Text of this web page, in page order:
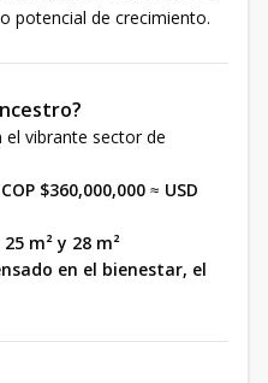
potencial de crecimiento.
el vibrante sector de
COP $360,000,000 ≈ USD
25 m² y 28 m²
en el bienestar, el